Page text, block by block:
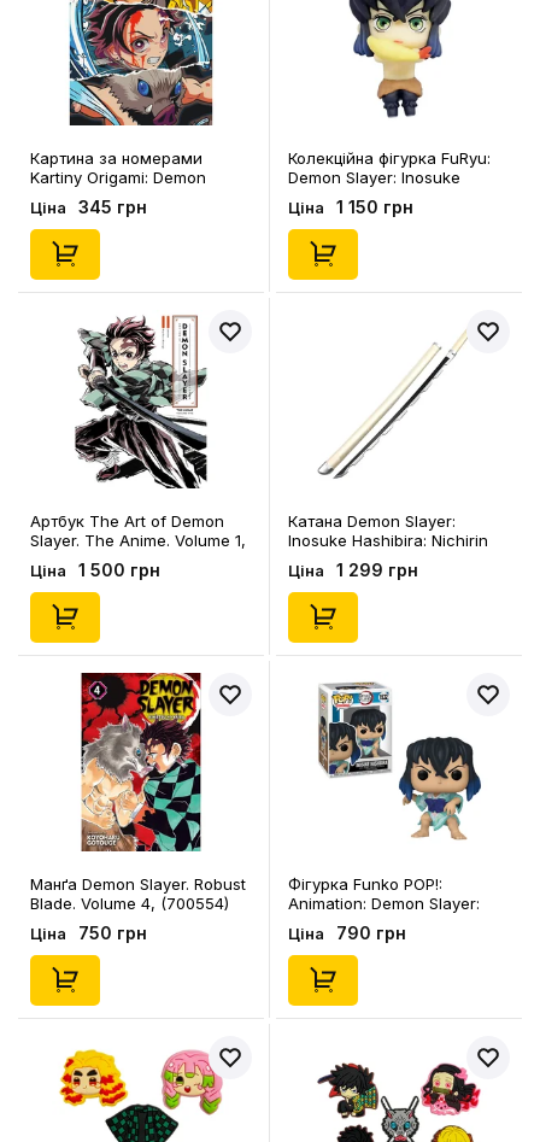
Картина за номерами
Kartiny Origami: Demon
Slayer: Zenitsu, Tanjiro and
Inosuke, (3409)
Ціна 345 грн
Колекційна фігурка FuRyu:
Demon Slayer: Inosuke
Hashibira (Shrimp Tempura),
(776498)
Ціна 1 150 грн
Артбук The Art of Demon
Slayer. The Anime. Volume 1,
(739011)
Ціна 1 500 грн
Катана Demon Slayer:
Inosuke Hashibira: Nichirin
Katana, (292599)
Ціна 1 299 грн
Манґа Demon Slayer. Robust
Blade. Volume 4, (700554)
Ціна 750 грн
Фігурка Funko POP!:
Animation: Demon Slayer:
Inosuke Hashibira, (75572)
Ціна 790 грн